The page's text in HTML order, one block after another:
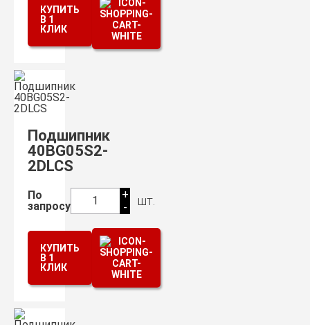
КУПИТЬ
В 1
КЛИК
Подшипник
40BG05S2-
2DLCS
По
запросу
1
+
-
шт.
КУПИТЬ
В 1
КЛИК